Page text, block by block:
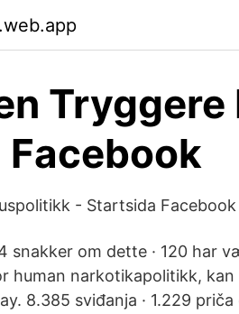
- Startsida Facebook
snakker om dette · 120 har
human narkotikapolitikk,
8.385 sviđanja · 1.229 priča